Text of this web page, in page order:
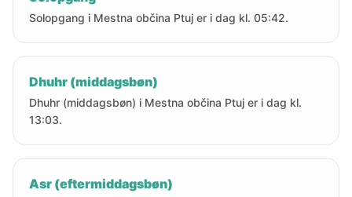
Solopgang i Mestna občina Ptuj er i dag kl. 05:42.
Dhuhr (middagsbøn)
Dhuhr (middagsbøn) i Mestna občina Ptuj er i dag kl.
13:03.
Asr (eftermiddagsbøn)